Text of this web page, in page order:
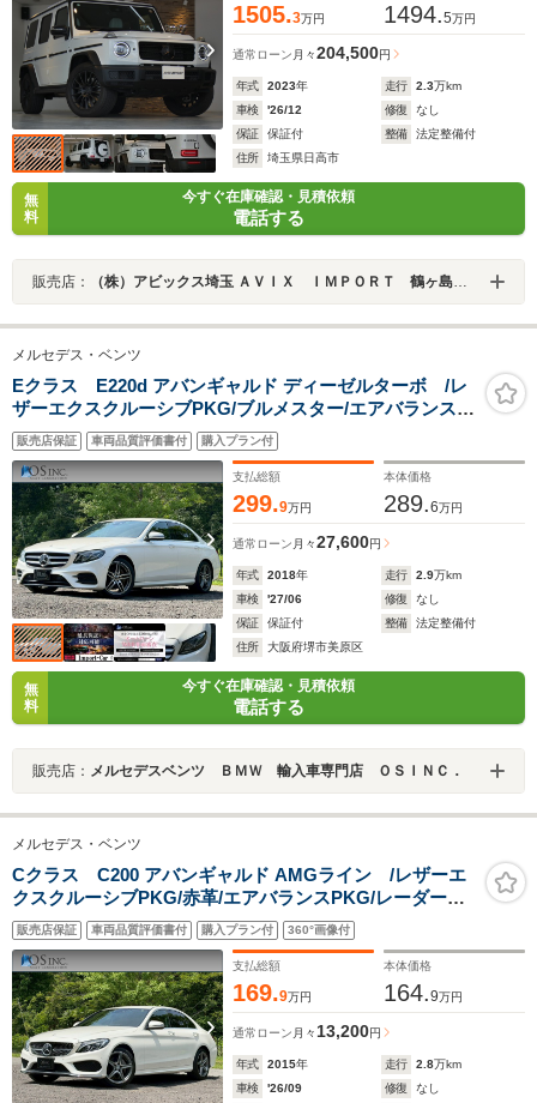
1505.3万円 1494.5万円
通常ローン 月々204,500円
年式 2023年 走行 2.3万km
車検
'26/12 修復
なし
保証
保証付 整備
法定整備付
住所
埼玉県日高市
無
料
今すぐ在庫確認・見積依頼
電話する
販売店： （株）アビックス埼玉 ＡＶＩＸ ＩＭＰＯＲＴ 鶴ヶ島インター店
メルセデス・ベンツ
Eクラス E220d アバンギャルド ディーゼルターボ /レ
ザーエクスクルーシブPKG/ブルメスター/エアバランス
PKG/全周囲カメラ/パワートランク/黒革/前席パワーシー
ト・シートメモリー/全席シートヒーター/アンビエントラ
イト/ETC/純正AW
販売店保証 車両品質評価書付 購入プラン付
支払総額
299.9万円
本体価格
289.6万円
通常ローン 月々27,600円
年式 2018年 走行 2.9万km
車検
'27/06 修復
なし
保証
保証付 整備
法定整備付
住所
大阪府堺市美原区
無
料
今すぐ在庫確認・見積依頼
電話する
販売店： メルセデスベンツ ＢＭＷ 輸入車専門店 ＯＳＩＮＣ．
メルセデス・ベンツ
Cクラス C200 アバンギャルド AMGライン /レザーエ
クスクルーシブPKG/赤革/エアバランスPKG/レーダーセ
ーフティPKG/前席メモリー付きパワーシート・シートヒ
ーター/パワートランク/純正ナビ/バックカメ
ラ/TV/Bluetooth
販売店保証 車両品質評価書付 購入プラン付 360°画像付
支払総額
169.9万円
本体価格
164.9万円
通常ローン 月々 13,200円
年式 2015年 走行 2.8万km
車検
'26/09 修復
なし